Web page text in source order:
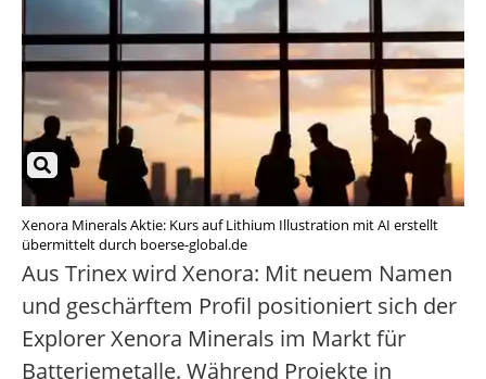
Xenora Minerals Aktie: Kurs auf Lithium Illustration mit AI erstellt
übermittelt durch boerse-global.de
Aus Trinex wird Xenora: Mit neuem Namen
und geschärftem Profil positioniert sich der
Explorer Xenora Minerals im Markt für
Batteriemetalle. Während Projekte in